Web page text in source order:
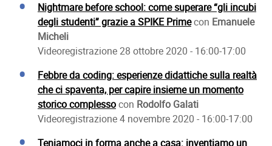
Nightmare before school: come superare “gli incubi
degli studenti” grazie a SPIKE Primecon Emanuele
Micheli
Videoregistrazione 28 ottobre 2020 - 16:00-17:00
Febbre da coding: esperienze didattiche sulla realtà
che ci spaventa, per capire insieme un momento
storico complessocon Rodolfo Galati
Videoregistrazione 4 novembre 2020 - 16:00-17:00
Teniamoci in forma anche a casa: inventiamo un